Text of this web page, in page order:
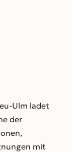
Ulm ladet
der
mit